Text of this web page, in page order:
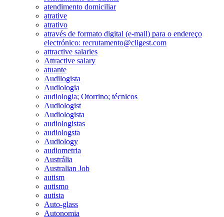
atendimento domiciliar
atrative
atrativo
através de formato digital (e-mail) para o endereço
electrónico: recrutamento@cligest.com
attractive salaries
Attractive salary
atuante
Audilogista
Audiologia
audiologia; Otorrino; técnicos
Audiologist
Audiologista
audiologistas
audiologsta
Audiology
audiometria
Austrália
Australian Job
autism
autismo
autista
Auto-glass
Autonomia